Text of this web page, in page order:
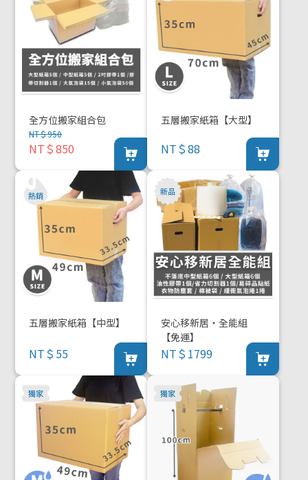
全方位搬家組合包
NT＄950
NT＄850
五層搬家紙箱【大型】
NT＄88
五層搬家紙箱【中型】
NT＄55
安心移新居・全能組
【免運】
NT＄1799